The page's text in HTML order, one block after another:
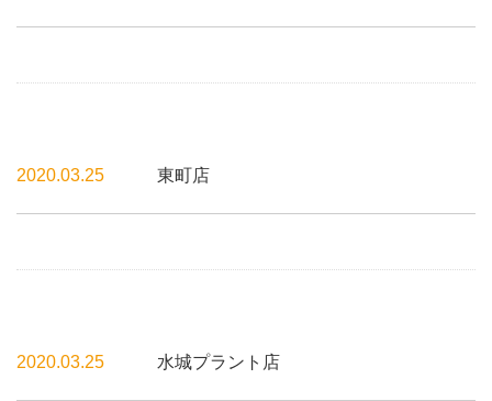
2020.03.25 東町店
2020.03.25 水城プラント店